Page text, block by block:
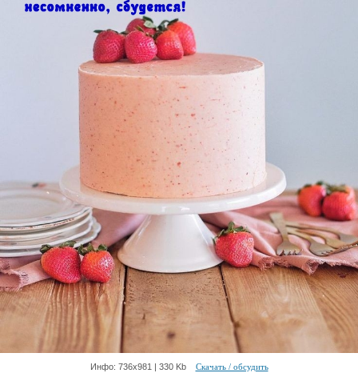
Инфо: 736х981 | 330 Kb Скачать / обсудить